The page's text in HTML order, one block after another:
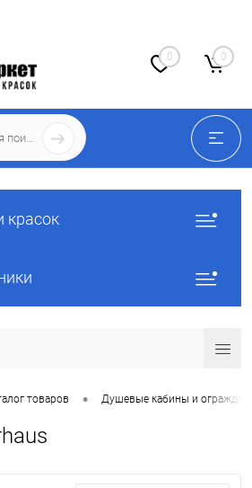
0 0
красок
товаров • Душевые кабины и